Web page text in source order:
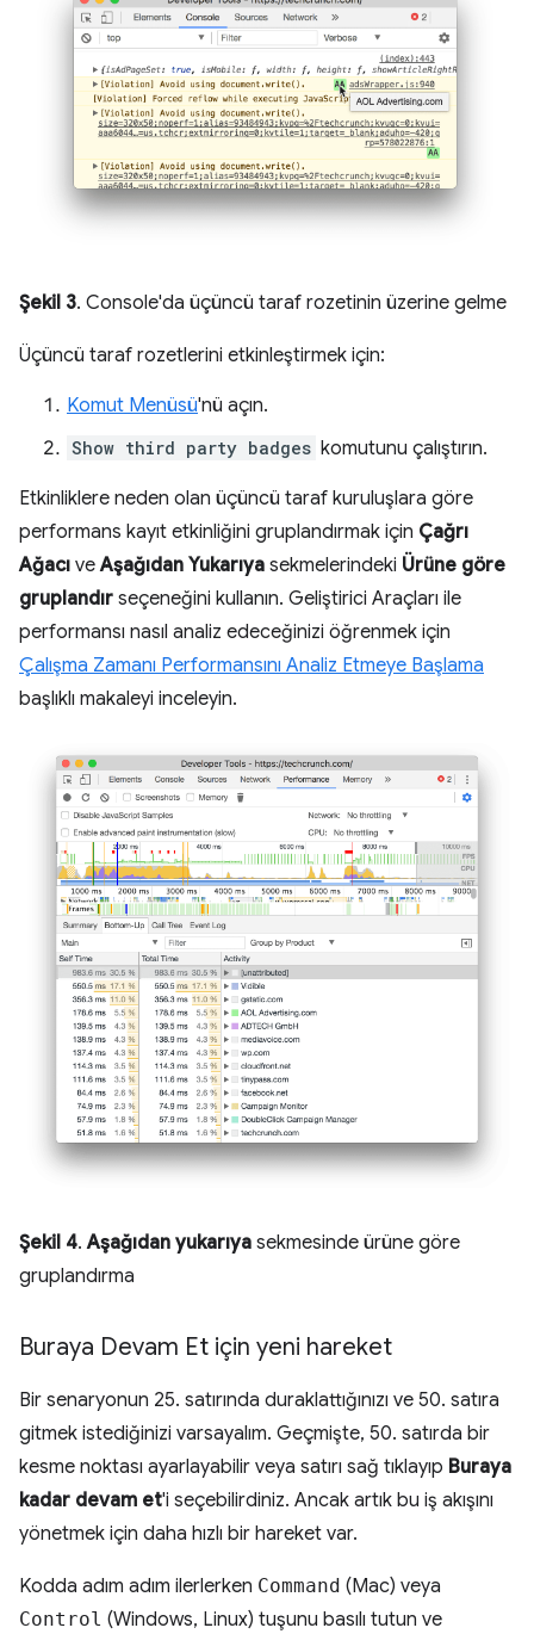
Şekil 3. Console'da üçüncü taraf rozetinin üzerine gelme
Üçüncü taraf rozetlerini etkinleştirmek için:
Komut Menüsü'nü açın.
Show third party badges komutunu çalıştırın.
Etkinliklere neden olan üçüncü taraf kuruluşlara göre
performans kayıt etkinliğini gruplandırmak için Çağrı
Ağacı veAşağıdan Yukarıya sekmelerindeki Ürüne göre
gruplandır seçeneğini kullanın. Geliştirici Araçları ile
performansı nasıl analiz edeceğinizi öğrenmek için
Çalışma Zamanı Performansını Analiz Etmeye Başlama
başlıklı makaleyi inceleyin.
Şekil 4.Aşağıdan yukarıya sekmesinde ürüne göre
gruplandırma
Buraya Devam Et için yeni hareket
Bir senaryonun 25. satırında duraklattığınızı ve 50. satıra
gitmek istediğinizi varsayalım. Geçmişte, 50. satırda bir
kesme noktası ayarlayabilir veya satırı sağ tıklayıp Buraya
kadar devam et'i seçebilirdiniz. Ancak artık bu iş akışını
yönetmek için daha hızlı bir hareket var.
Kodda adım adım ilerlerken Command (Mac) veya
Control (Windows, Linux) tuşunu basılı tutun ve